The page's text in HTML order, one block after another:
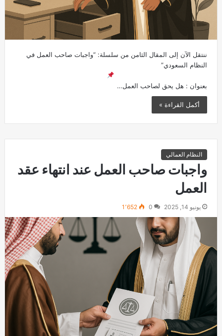
ننتقل الآن إلى المقال الثامن من سلسلة: “واجبات صاحب العمل في
النظام السعودي”
بعنوان : هل يحق لصاحب العمل…
أكمل القراءة »
النظام العمالي
واجبات صاحب العمل عند انتهاء عقد
العمل
يونيو 14, 2025 0 1٬652